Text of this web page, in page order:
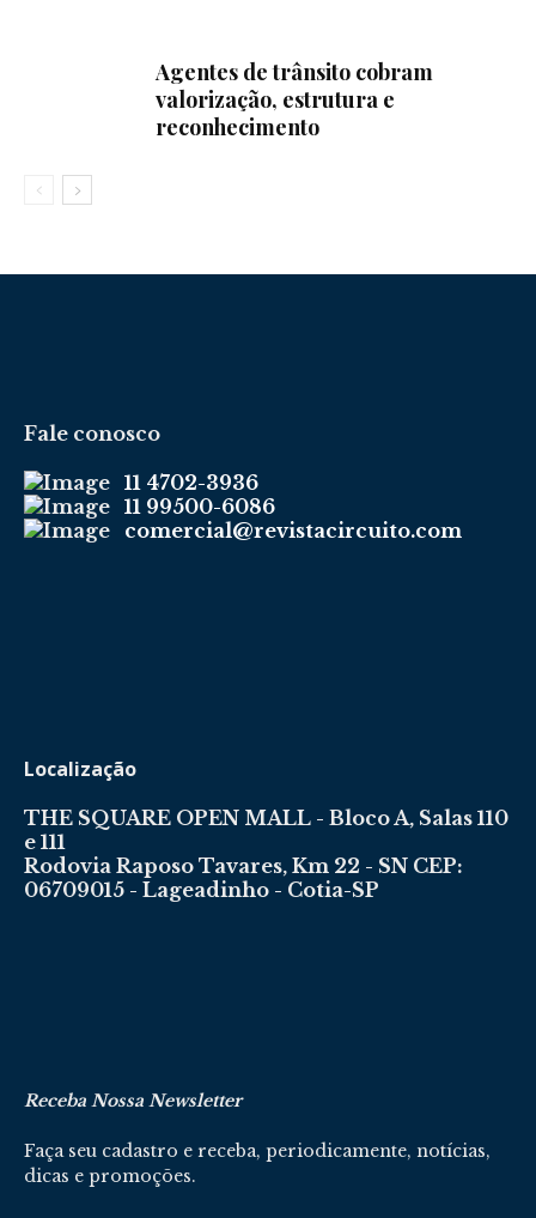
Agentes de trânsito cobram
valorização, estrutura e
reconhecimento
Fale conosco
11 4702-3936
11 99500-6086
comercial@revistacircuito.com
Localização
THE SQUARE OPEN MALL - Bloco A, Salas 110
e 111
Rodovia Raposo Tavares, Km 22 - SN CEP:
06709015 - Lageadinho - Cotia-SP
Receba Nossa Newsletter
Faça seu cadastro e receba, periodicamente, notícias,
dicas e promoções.